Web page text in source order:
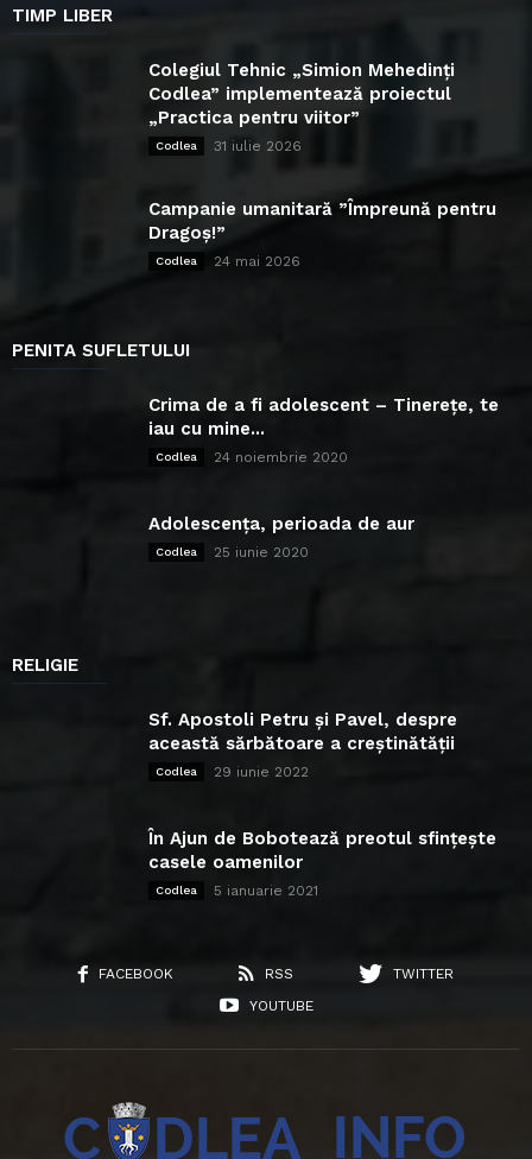
TIMP LIBER
Colegiul Tehnic „Simion Mehedinți
Codlea” implementează proiectul
„Practica pentru viitor”
Codlea 31 iulie 2026
Campanie umanitară ”Împreună pentru
Dragoș!”
Codlea 24 mai 2026
PENITA SUFLETULUI
Crima de a fi adolescent – Tinerețe, te
iau cu mine...
Codlea 24 noiembrie 2020
Adolescența, perioada de aur
Codlea 25 iunie 2020
RELIGIE
Sf. Apostoli Petru și Pavel, despre
această sărbătoare a creștinătății
Codlea 29 iunie 2022
În Ajun de Bobotează preotul sfințește
casele oamenilor
Codlea 5 ianuarie 2021
FACEBOOK RSS
TWITTER
YOUTUBE